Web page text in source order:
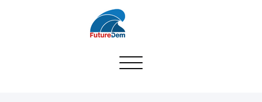
Toggle